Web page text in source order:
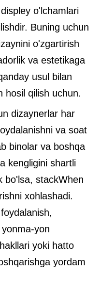
o'lchamlari
Buning uchun
o'zgartirish
va estetikaga
usul bilan
hosil qilish uchun.
dizaynerlar har
va soat
binolar va boshqa
kengligini shartli
bo'lsa, stackWhen
xohlashadi.
yon
yoki hatto
yordam